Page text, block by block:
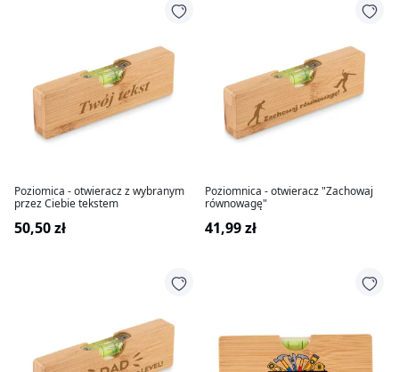
Poziomica - otwieracz z wybranym
przez Ciebie tekstem
50,50 zł
Poziomnica - otwieracz "Zachowaj
równowagę"
41,99 zł